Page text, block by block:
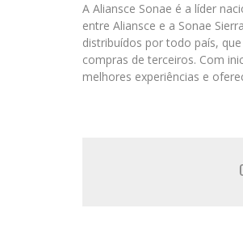
A Aliansce Sonae é a líder
entre Aliansce e a Sonae
distribuídos por todo país,
compras de terceiros. Com
melhores experiências e